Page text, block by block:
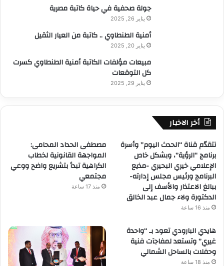
جولة صحفية في حياة كاتبة مصرية
يناير 26, 2025
أمنية الطنطاوي .. كاتبة من العيار الثقيل
يناير 20, 2025
مبيعات مؤلفات الكاتبة أمنية الطنطاوي كسرت
كل التوقعات
يناير 29, 2025
أخر الاخبار
تتقدّم قناة “الحدث اليوم” وأسرة
برنامج “الرؤية”، وبشكل خاص
الإعلامي خيري البحيري -مذيع
البرنامج ورئيس مجلس إدارته-
ببالغ الاعتذار والأسف إلى
الدكتورة ولاء جمال عبد الخالق
منذ 16 ساعة
مصطفى الحداد المحامى:
المواجهة القانونية لخطاب
الكراهية تبدأ بتشريع واضح ووعي
مجتمعي
منذ 17 ساعة
هايدي البارودي تعود بـ “واحدة
غيري” وتستعد لمفاجآت فنية
وحفلات بالساحل الشمالي
منذ 18 ساعة